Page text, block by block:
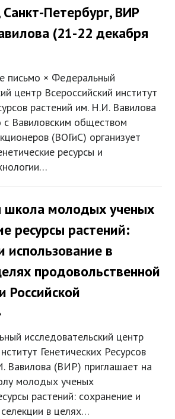
Петербург, ВИР
(21-22 декабря
письмо × Федеральный
центр Всероссийский институт
растений им. Н.И. Вавилова
Вавиловским обществом
(ВОГиС) организует
ресурсы и
школа молодых ученых
ресурсы растений:
использование в
продовольственной
Российской
исследовательский центр
Генетических Ресурсов
Вавилова (ВИР) приглашает на
молодых ученых
растений: сохранение и
в целях…